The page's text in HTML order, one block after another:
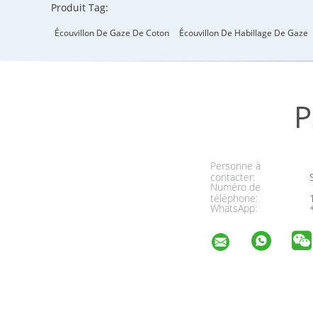
Produit Tag:
Écouvillon De Gaze De Coton Écouvillon De Habillage De Gaze
Personne à
contacter:
Numéro de
téléphone:
WhatsApp: